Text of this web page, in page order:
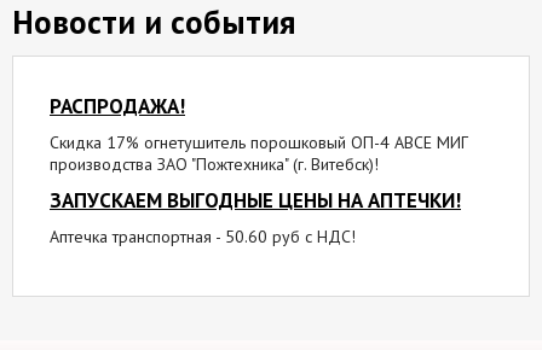
Новости и события
РАСПРОДАЖА!
Скидка 17% огнетушитель порошковый ОП-4 АВСЕ МИГ
производства ЗАО "Пожтехника" (г. Витебск)!
ЗАПУСКАЕМ ВЫГОДНЫЕ ЦЕНЫ НА АПТЕЧКИ!
Аптечка транспортная - 50.60 руб с НДС!